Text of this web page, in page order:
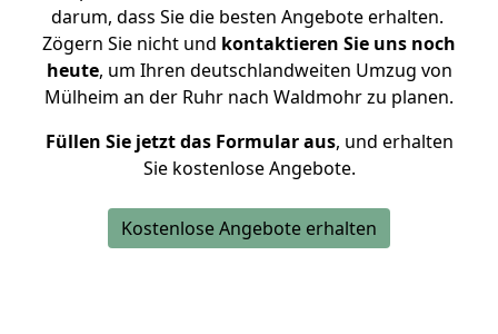
darum, dass Sie die besten Angebote erhalten.
Zögern Sie nicht und kontaktieren Sie uns noch
heute, um Ihren deutschlandweiten Umzug von
Mülheim an der Ruhr nach Waldmohr zu planen.
Füllen Sie jetzt das Formular aus, und erhalten
Sie kostenlose Angebote.
Kostenlose Angebote erhalten